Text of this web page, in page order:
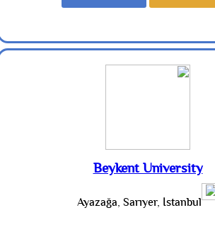
Beykent University
Ayazağa, Sarıyer, İstanbul